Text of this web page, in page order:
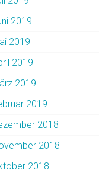
2019
2019
2019
2019
2019
2018
2018
2018